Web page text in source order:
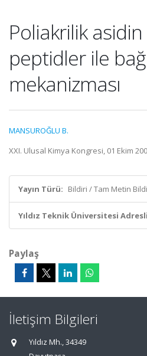
Poliakrilik
peptidler ile
mekanizması
MANSUROĞLU B.
XXI. Ulusal Kimya Kongresi, 01 Ekim
Yayın Türü: Bildiri / Tam Metin
Yıldız Teknik Üniversitesi
Paylaş
İletişim Bilgileri
Yıldız Mh., 34349